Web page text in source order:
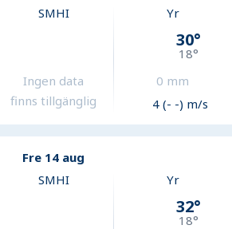
SMHI
Ingen data
finns tillgänglig
Yr
30°
18°
0 mm
4 (- -) m/s
Fre 14 aug
SMHI Yr
32°
18°